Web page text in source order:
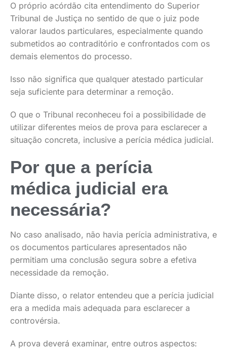
O próprio acórdão cita entendimento do Superior
Tribunal de Justiça no sentido de que o juiz pode
valorar laudos particulares, especialmente quando
submetidos ao contraditório e confrontados com os
demais elementos do processo.
Isso não significa que qualquer atestado particular
seja suficiente para determinar a remoção.
O que o Tribunal reconheceu foi a possibilidade de
utilizar diferentes meios de prova para esclarecer a
situação concreta, inclusive a perícia médica judicial.
Por que a perícia
médica judicial era
necessária?
No caso analisado, não havia perícia administrativa, e
os documentos particulares apresentados não
permitiam uma conclusão segura sobre a efetiva
necessidade da remoção.
Diante disso, o relator entendeu que a perícia judicial
era a medida mais adequada para esclarecer a
controvérsia.
A prova deverá examinar, entre outros aspectos: